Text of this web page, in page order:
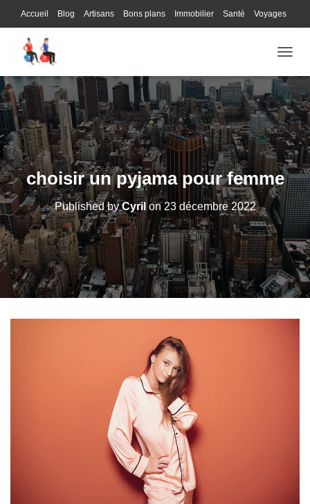
Accueil Blog Artisans Bons plans Immobilier Santé Voyages
Lifestyle
Juridique Logistique Publicité Technologie
choisir un pyjama pour femme
Published byCyril on23 décembre 2022